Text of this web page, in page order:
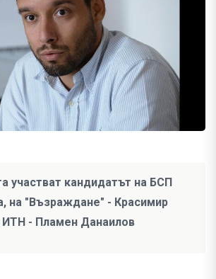
участват кандидатът на БСП
на "Възраждане" - Красимир
ИТН - Пламен Данаилов